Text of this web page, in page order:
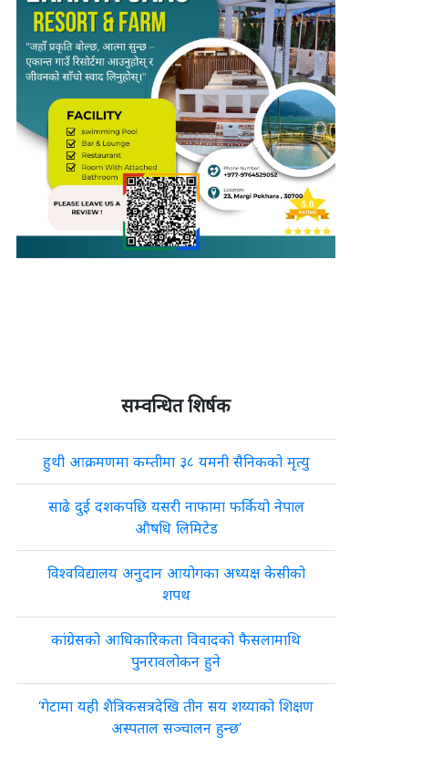
सम्वन्धित शिर्षक
हुथी आक्रमणमा कम्तीमा ३८ यमनी सैनिकको मृत्यु
साढे दुई दशकपछि यसरी नाफामा फर्कियो नेपाल
औषधि लिमिटेड
विश्वविद्यालय अनुदान आयोगका अध्यक्ष केसीको
शपथ
कांग्रेसको आधिकारिकता विवादको फैसलामाथि
पुनरावलोकन हुने
‘गेटामा यही शैत्रिकसत्रदेखि तीन सय शय्याको शिक्षण
अस्पताल सञ्चालन हुन्छ’